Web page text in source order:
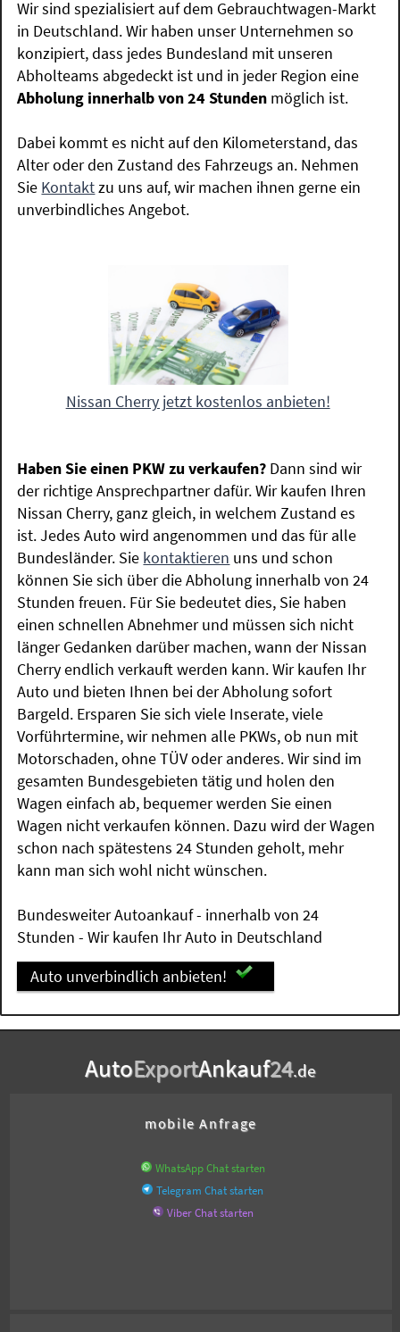
Wir sind spezialisiert auf dem Gebrauchtwagen-Markt
in Deutschland. Wir haben unser Unternehmen so
konzipiert, dass jedes Bundesland mit unseren
Abholteams abgedeckt ist und in jeder Region eine
Abholung innerhalb von 24 Stunden möglich ist.
Dabei kommt es nicht auf den Kilometerstand, das
Alter oder den Zustand des Fahrzeugs an. Nehmen
Sie Kontaktzu uns auf, wir machen ihnen gerne ein
unverbindliches Angebot.
Nissan Cherry jetzt kostenlos anbieten!
Haben Sie einen PKW zu verkaufen? Dann sind wir
der richtige Ansprechpartner dafür. Wir kaufen Ihren
Nissan Cherry, ganz gleich, in welchem Zustand es
ist. Jedes Auto wird angenommen und das für alle
Bundesländer. Sie kontaktieren uns und schon
können Sie sich über die Abholung innerhalb von 24
Stunden freuen. Für Sie bedeutet dies, Sie haben
einen schnellen Abnehmer und müssen sich nicht
länger Gedanken darüber machen, wann der Nissan
Cherry endlich verkauft werden kann. Wir kaufen Ihr
Auto und bieten Ihnen bei der Abholung sofort
Bargeld. Ersparen Sie sich viele Inserate, viele
Vorführtermine, wir nehmen alle PKWs, ob nun mit
Motorschaden, ohne TÜV oder anderes. Wir sind im
gesamten Bundesgebieten tätig und holen den
Wagen einfach ab, bequemer werden Sie einen
Wagen nicht verkaufen können. Dazu wird der Wagen
schon nach spätestens 24 Stunden geholt, mehr
kann man sich wohl nicht wünschen.
Bundesweiter Autoankauf - innerhalb von 24
Stunden - Wir kaufen Ihr Auto in Deutschland
Auto unverbindlich anbieten!
AutoExportAnkauf24.de
mobile Anfrage
WhatsApp Chat starten
Telegram Chat starten
Viber Chat starten